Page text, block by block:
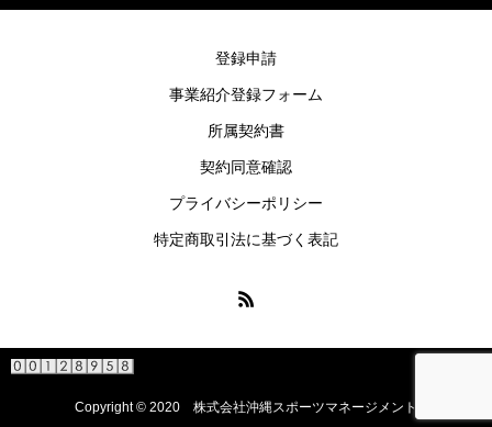
登録申請
事業紹介登録フォーム
所属契約書
契約同意確認
プライバシーポリシー
特定商取引法に基づく表記
Copyright © 2020 株式会社沖縄スポーツマネージメント